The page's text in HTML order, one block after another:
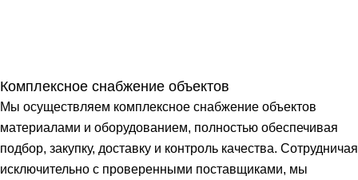
Комплексное снабжение объектов
Мы осуществляем комплексное снабжение объектов
материалами и оборудованием, полностью обеспечивая
подбор, закупку, доставку и контроль качества. Сотрудничая
исключительно с проверенными поставщиками, мы